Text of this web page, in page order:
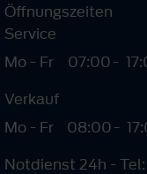
Öffnungszeiten
Service
Mo - Fr
07:00-
Verkauf
Mo - Fr
08:00-
Notdienst 24h -